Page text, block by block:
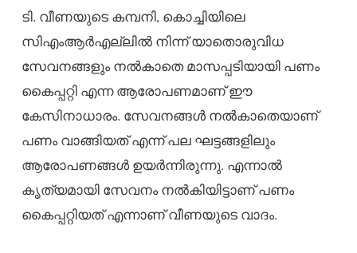
ടി. വീണയുടെ കമ്പനി, കൊച്ചിയിലെ
സിഎംആർഎല്ലിൽ നിന്ന് യാതൊരുവിധ
സേവനങ്ങളും നൽകാതെ മാസപ്പടിയായി പണം
കൈപ്പറ്റി എന്ന ആരോപണമാണ് ഈ
കേസിനാധാരം. സേവനങ്ങൾ നൽകാതെയാണ്
പണം വാങ്ങിയത് എന്ന് പല ഘട്ടങ്ങളിലും
ആരോപണങ്ങൾ ഉയർന്നിരുന്നു. എന്നാൽ
കൃത്യമായി സേവനം നൽകിയിട്ടാണ് പണം
കൈപ്പറ്റിയത് എന്നാണ് വീണയുടെ വാദം.